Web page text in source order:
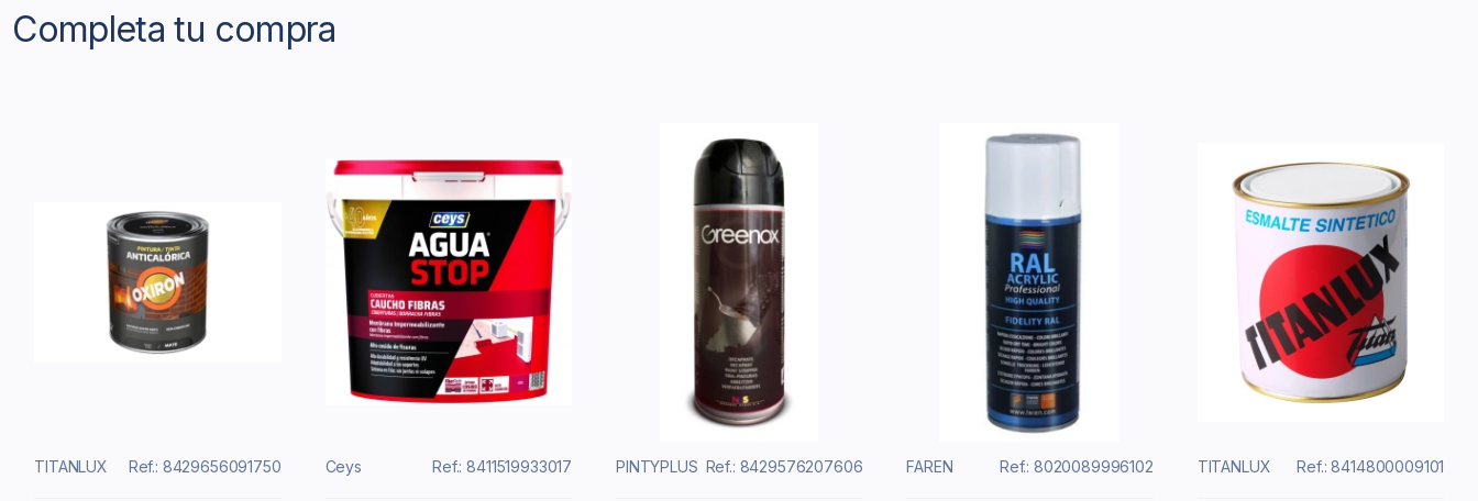
Completa tu compra
TITANLUX Ref.: 8429656091750 Ceys Ref.: 8411519933017 PINTYPLUS Ref.: 8429576207606 FAREN Ref.: 8020089996102 TITANLUX Ref.: 8414800009101